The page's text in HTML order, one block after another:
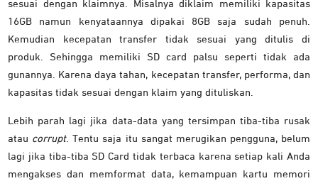
sesuai dengan klaimnya. Misalnya diklaim memiliki kapasitas
16GB namun kenyataannya dipakai 8GB saja sudah penuh.
Kemudian kecepatan transfer tidak sesuai yang ditulis di
produk. Sehingga memiliki SD card palsu seperti tidak ada
gunannya. Karena daya tahan, kecepatan transfer, performa, dan
kapasitas tidak sesuai dengan klaim yang dituliskan.
Lebih parah lagi jika data-data yang tersimpan tiba-tiba rusak
atau corrupt. Tentu saja itu sangat merugikan pengguna, belum
lagi jika tiba-tiba SD Card tidak terbaca karena setiap kali Anda
mengakses dan memformat data, kemampuan kartu memori